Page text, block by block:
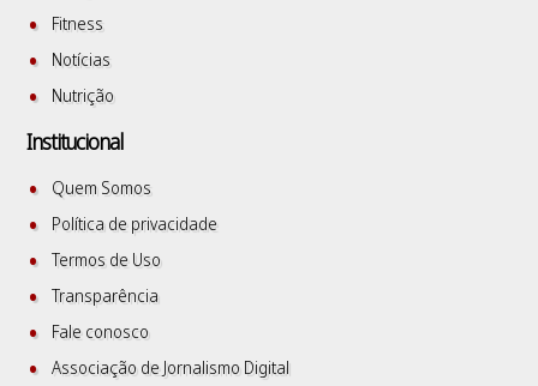
Fitness
Notícias
Nutrição
Institucional
Quem Somos
Política de privacidade
Termos de Uso
Transparência
Fale conosco
Associação de Jornalismo Digital